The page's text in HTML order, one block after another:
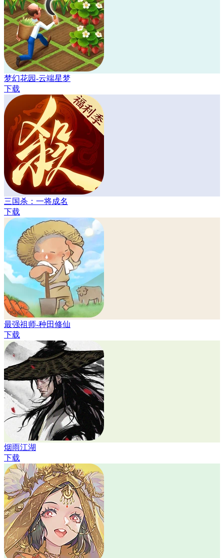
梦幻花园-云端星梦
下载
三国杀：一将成名
下载
最强祖师-种田修仙
下载
烟雨江湖
下载